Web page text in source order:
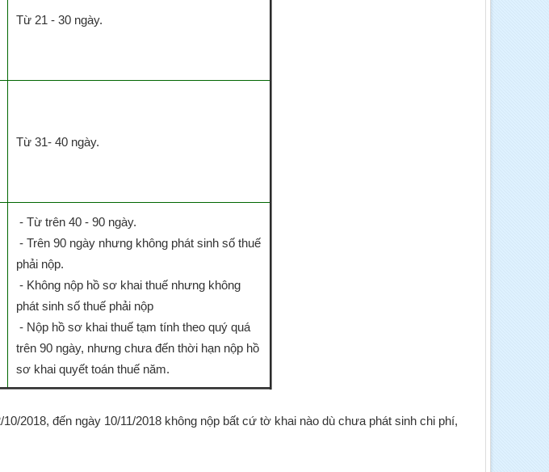
Từ 21 - 30 ngày.
Từ 31- 40 ngày.
- Từ trên 40 - 90 ngày.
- Trên 90 ngày nhưng không phát sinh số thuế
phải nộp.
- Không nộp hồ sơ khai thuế nhưng không
phát sinh số thuế phải nộp
- Nộp hồ sơ khai thuế tạm tính theo quý quá
trên 90 ngày, nhưng chưa đến thời hạn nộp hồ
sơ khai quyết toán thuế năm.
2018, đến ngày 10/11/2018 không nộp bất cứ tờ khai nào dù chưa phát sinh chi phí,